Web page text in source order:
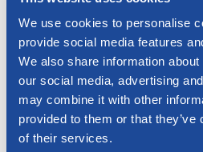
We use cookies to personalise
provide social media features
We also share information
our social media, advertising
may combine it with other
provided to them or that
of their services.
Katso lisätiedot